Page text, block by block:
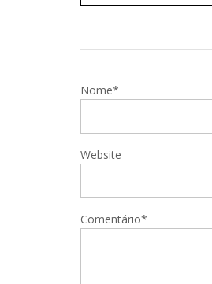
Nome*
Website
Comentário*